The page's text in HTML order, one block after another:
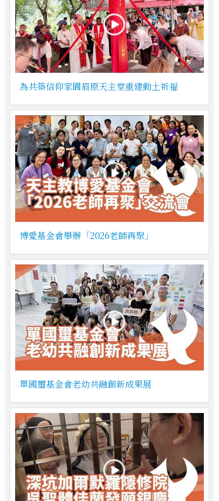
為共築信仰家園眉原天主堂重建動土祈福
博愛基金會舉辦「2026老師再聚」
單國璽基金會老幼共融創新成果展